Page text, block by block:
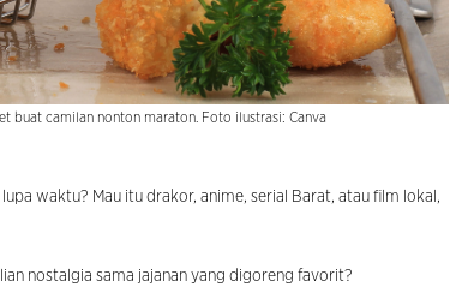
buat camilan nonton maraton. Foto ilustrasi: Canva
waktu? Mau itu drakor, anime, serial Barat, atau film lokal,
nostalgia sama jajanan yang digoreng favorit?